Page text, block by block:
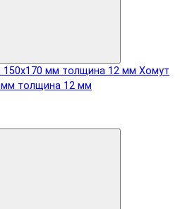
Хомут
мм толщина 12 мм